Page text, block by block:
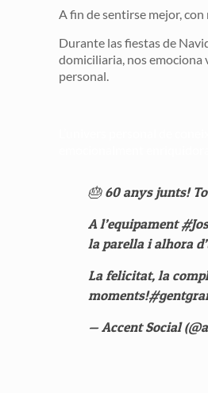
A fin de sentirse mejor,
Durante las fiestas de
domiciliaria, nos emociona
personal.
🎂 60 anys junts!
A l’equipament
la parella i alhora
La felicitat, la
moments!
— Accent Social